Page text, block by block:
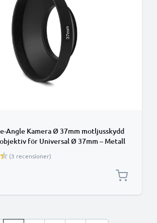
Angle Kamera Ø 37mm motljusskydd
för Universal Ø 37mm – Metall
/ rund / tub Motljusskydd från
(3 recensioner)